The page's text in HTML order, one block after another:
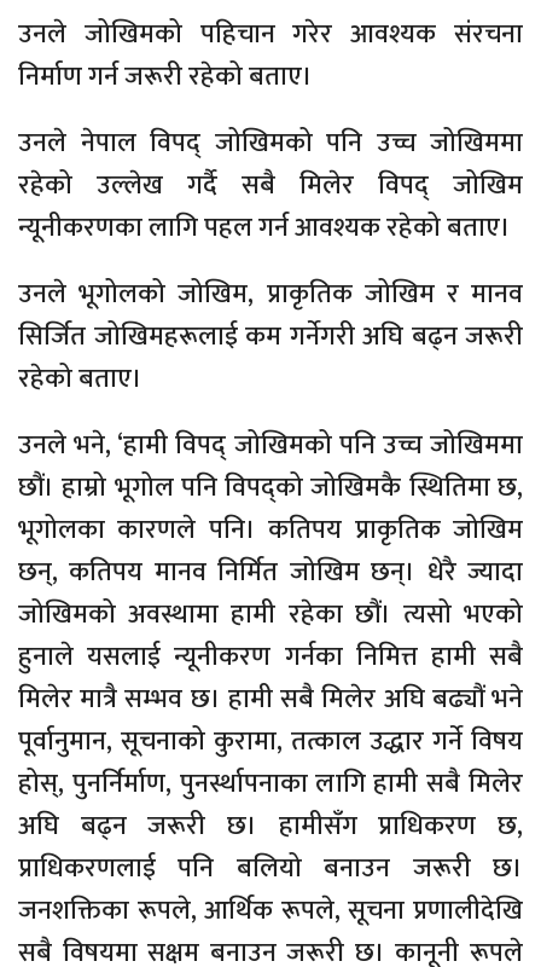
उनले जोखिमको पहिचान गरेर आवश्यक संरचना
निर्माण गर्न जरूरी रहेको बताए।
उनले नेपाल विपद् जोखिमको पनि उच्च जोखिममा
रहेको उल्लेख गर्दै सबै मिलेर विपद् जोखिम
न्यूनीकरणका लागि पहल गर्न आवश्यक रहेको बताए।
उनले भूगोलको जोखिम, प्राकृतिक जोखिम र मानव
सिर्जित जोखिमहरूलाई कम गर्नेगरी अघि बढ्न जरूरी
रहेको बताए।
उनले भने, ‘हामी विपद् जोखिमको पनि उच्च जोखिममा
छौं। हाम्रो भूगोल पनि विपद्को जोखिमकै स्थितिमा छ,
भूगोलका कारणले पनि। कतिपय प्राकृतिक जोखिम
छन्, कतिपय मानव निर्मित जोखिम छन्। धेरै ज्यादा
जोखिमको अवस्थामा हामी रहेका छौं। त्यसो भएको
हुनाले यसलाई न्यूनीकरण गर्नका निमित्त हामी सबै
मिलेर मात्रै सम्भव छ। हामी सबै मिलेर अघि बढ्यौं भने
पूर्वानुमान, सूचनाको कुरामा, तत्काल उद्धार गर्ने विषय
होस्, पुनर्निर्माण, पुनर्स्थापनाका लागि हामी सबै मिलेर
अघि बढ्न जरूरी छ। हामीसँग प्राधिकरण छ,
प्राधिकरणलाई पनि बलियो बनाउन जरूरी छ।
जनशक्तिका रूपले, आर्थिक रूपले, सूचना प्रणालीदेखि
सबै विषयमा सक्षम बनाउन जरूरी छ। कानूनी रूपले